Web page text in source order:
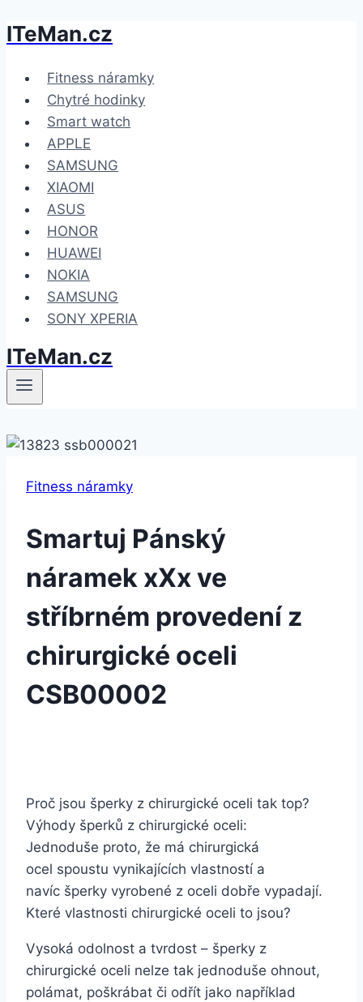
Přeskočit
obsah
ITeMan.cz
Fitness náramky
Chytré hodinky
Smart watch
APPLE
SAMSUNG
XIAOMI
ASUS
HONOR
HUAWEI
NOKIA
SAMSUNG
SONY XPERIA
ITeMan.cz
Fitness náramky
Smartuj Pánský
náramek xXx ve
stříbrném provedení z
chirurgické oceli
CSB00002
Proč jsou šperky z chirurgické oceli tak top?
Výhody šperků z chirurgické oceli:
Jednoduše proto, že má chirurgická
ocel spoustu vynikajících vlastností a
navíc šperky vyrobené z oceli dobře vypadají.
Které vlastnosti chirurgické oceli to jsou?
Vysoká odolnost a tvrdost – šperky z
chirurgické oceli nelze tak jednoduše ohnout,
polámat, poškrábat či odřít jako například